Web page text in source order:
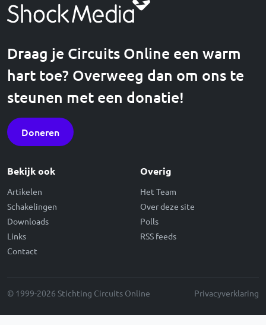
Draag je Circuits Online een warm
hart toe? Overweeg dan om ons te
steunen met een donatie!
Doneren
Bekijk ook
Artikelen
Schakelingen
Downloads
Links
Contact
Overig
Het Team
Over deze site
Polls
RSS feeds
© 1999-2026 Stichting Circuits Online Privacyverklaring